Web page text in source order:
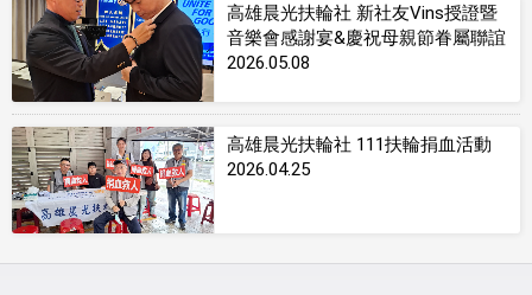
高雄晨光扶輪社 新社友Vins授證暨
音樂會感謝宴&慶祝母親節眷屬聯誼
2026.05.08
高雄晨光扶輪社 111扶輪捐血活動
2026.04.25